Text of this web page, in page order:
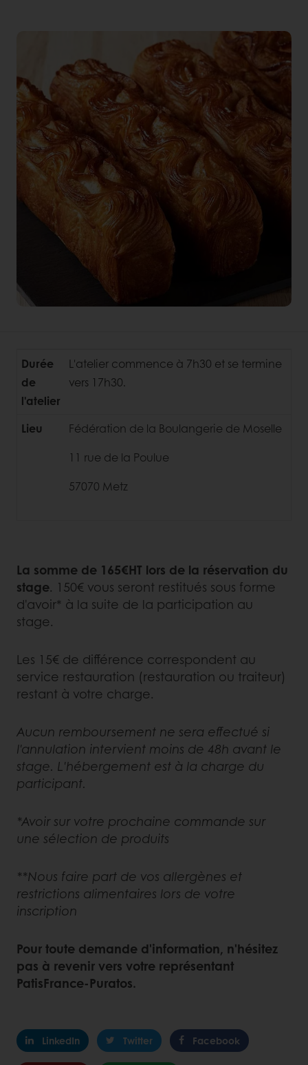
Durée
de
l'atelier
L'atelier commence à 7h30 et se termine
vers 17h30.
Lieu
Fédération de la Boulangerie de Moselle
11 rue de la Poulue
57070 Metz
La somme de 165€HT lors de la réservation du
stage. 150€ vous seront restitués sous forme
d'avoir* à la suite de la participation au
stage.
Les 15€ de différence correspondent au
service restauration (restauration ou traiteur)
restant à votre charge.
Aucun remboursement ne sera effectué si
l'annulation intervient moins de 48h avant le
stage. L'hébergement est à la charge du
participant.
*Avoir sur votre prochaine commande sur
une sélection de produits
**Nous faire part de vos allergènes et
restrictions alimentaires lors de votre
inscription
Pour toute demande d'information, n'hésitez
pas à revenir vers votre représentant
PatisFrance-Puratos.
LinkedIn Twitter Facebook